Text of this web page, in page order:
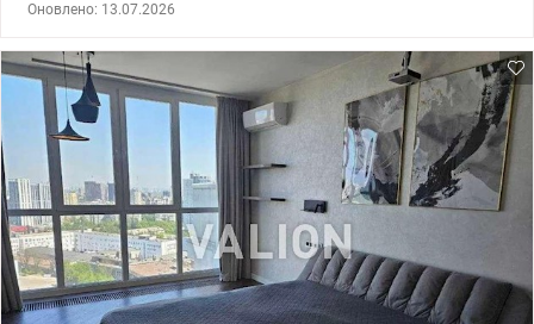
потребі. Окрема спальня з виходом на лоджію. Великий
санвузол з душовою кабіною. 044 200 10 80 valion.ua/1151398
Оновлено: 13.07.2026